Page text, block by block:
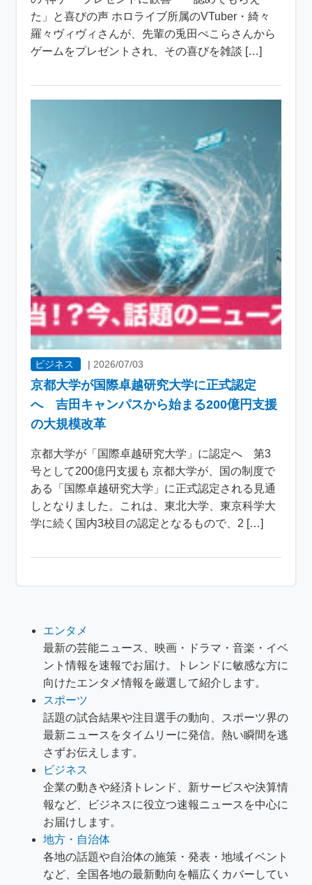
た」と喜びの声 ホロライブ所属のVTuber・綺々
羅々ヴィヴィさんが、先輩の兎田ぺこらさんから
ゲームをプレゼントされ、その喜びを雑談 […]
ビジネス |2026/07/03
京都大学が国際卓越研究大学に正式認定
へ 吉田キャンパスから始まる200億円支援
の大規模改革
京都大学が「国際卓越研究大学」に認定へ 第3
号として200億円支援も 京都大学が、国の制度で
ある「国際卓越研究大学」に正式認定される見通
しとなりました。これは、東北大学、東京科学大
学に続く国内3校目の認定となるもので、2 […]
エンタメ
最新の芸能ニュース、映画・ドラマ・音楽・イベ
ント情報を速報でお届け。トレンドに敏感な方に
向けたエンタメ情報を厳選して紹介します。
スポーツ
話題の試合結果や注目選手の動向、スポーツ界の
最新ニュースをタイムリーに発信。熱い瞬間を逃
さずお伝えします。
ビジネス
企業の動きや経済トレンド、新サービスや決算情
報など、ビジネスに役立つ速報ニュースを中心に
お届けします。
地方・自治体
各地の話題や自治体の施策・発表・地域イベント
など、全国各地の最新動向を幅広くカバーしてい